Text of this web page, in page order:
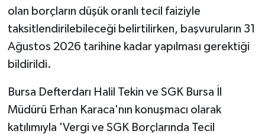
olan borçların düşük oranlı tecil faiziyle
taksitlendirilebileceği belirtilirken, başvuruların 31
Ağustos 2026 tarihine kadar yapılması gerektiği
bildirildi.
Bursa Defterdarı Halil Tekin ve SGK Bursa İl
Müdürü Erhan Karaca'nın konuşmacı olarak
katılımıyla 'Vergi ve SGK Borçlarında Tecil
HABERDE İNSAN
İş Dünyası
Jandarma
Kadın